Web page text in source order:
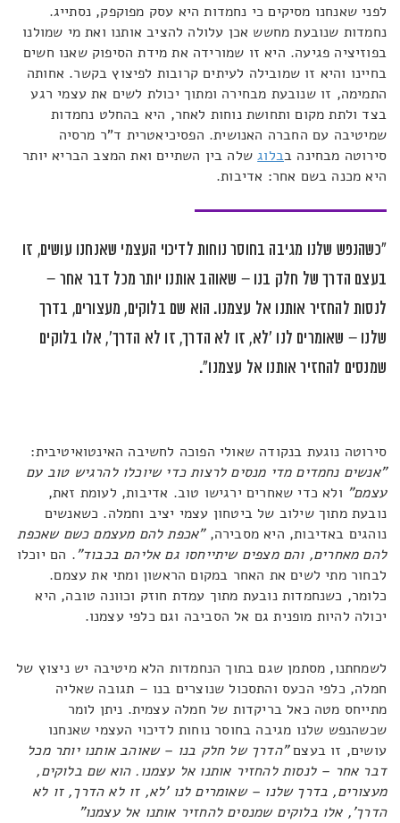
לפני שאנחנו מסיקים כי נחמדות היא עסק מפוקפק, נסתייג.
נחמדות שנובעת מחשש אכן עלולה להציב אותנו ואת מי שמולנו
בפוזיציה פגיעה. היא זו שמורידה את מידת הסיפוק שאנו חשים
בחיינו והיא זו שמובילה לעיתים קרובות לפיצוץ בקשר. אחותה
התמימה, זו שנובעת מבחירה ומתוך יכולת לשים את עצמי רגע
בצד ולתת מקום ותחושת נוחות לאחר, היא בהחלט נחמדות
שמיטיבה עם החברה האנושית. הפסיכיאטרית ד"ר מרסיה
סירוטה מבחינה בבלוגשלה בין השתיים ואת המצב הבריא יותר
היא מכנה בשם אחר: אדיבות.
"כשהנפש שלנו מגיבה בחוסר נוחות לדיכוי העצמי שאנחנו עושים, זו
בעצם הדרך של חלק בנו – שאוהב אותנו יותר מכל דבר אחר –
לנסות להחזיר אותנו אל עצמנו. הוא שם בלוקים, מעצורים, בדרך
שלנו – שאומרים לנו 'לא, זו לא הדרך, זו לא הדרך', אלו בלוקים
שמנסים להחזיר אותנו אל עצמנו".
סירוטה נוגעת בנקודה שאולי הפוכה לחשיבה האינטואיטיבית:
"אנשים נחמדים מדי מנסים לרצות כדי שיוכלו להרגיש טוב עם
עצמם" ולא כדי שאחרים ירגישו טוב. אדיבות, לעומת זאת,
נובעת מתוך שילוב של ביטחון עצמי יציב וחמלה. כשאנשים
נוהגים באדיבות, היא מסבירה,"אכפת להם מעצמם כשם שאכפת
להם מאחרים, והם מצפים שיתייחסו גם אליהם בכבוד". הם יוכלו
לבחור מתי לשים את האחר במקום הראשון ומתי את עצמם.
כלומר, כשנחמדות נובעת מתוך עמדת חוזק וכוונה טובה, היא
יכולה להיות מופנית גם אל הסביבה וגם כלפי עצמנו.
לשמחתנו, מסתמן שגם בתוך הנחמדות הלא מיטיבה יש ניצוץ של
חמלה, כלפי הכעס והתסכול שנוצרים בנו – תגובה שאליה
מתייחס מטה כאל בריקדות של חמלה עצמית. ניתן לומר
שכשהנפש שלנו מגיבה בחוסר נוחות לדיכוי העצמי שאנחנו
עושים, זו בעצם"הדרך של חלק בנו – שאוהב אותנו יותר מכל
דבר אחר – לנסות להחזיר אותנו אל עצמנו. הוא שם בלוקים,
מעצורים, בדרך שלנו – שאומרים לנו 'לא, זו לא הדרך, זו לא
הדרך', אלו בלוקים שמנסים להחזיר אותנו אל עצמנו"